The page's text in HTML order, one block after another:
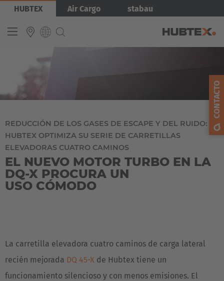
Pasar
contenido
HUBTEX Air Cargo stabau
INTERNATIONAL
English
Español
Français
Imagen
REDUCCIÓN DE LOS GASES DE ESCAPE Y DEL RUIDO:
HUBTEX OPTIMIZA SU SERIE DE CARRETILLAS
ELEVADORAS CUATRO CAMINOS
EL NUEVO MOTOR TURBO EN LA
DQ-X PROCURA UN
USO CÓMODO
La carretilla elevadora cuatro caminos de carga lateral
recién mejorada DQ 45-X de Hubtex tiene un
funcionamiento silencioso y con menos emisiones. El
CONTACTO